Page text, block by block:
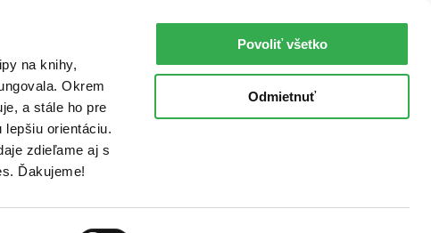
na knihy,
Okrem
a stále ho pre
orientáciu.
zdieľame aj s
Ďakujeme!
Povoliť všetko
Odmietnuť